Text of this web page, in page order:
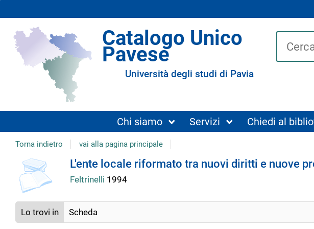
Catalogo Unico
Pavese
Università degli studi di Pavia
Cerca su
Chi siamo Servizi Chiedi al
Torna indietro vai alla pagina principale
Dettaglio
del
documento
copertina L'ente locale riformato tra nuovi diritti e nuove
Feltrinelli 1994
Lo trovi in Scheda